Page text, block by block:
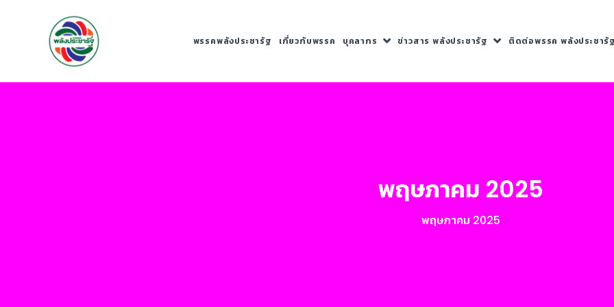
พรรคพลังประชารัฐ เกี่ยวกับพรรค บุคลากร ข่าวสาร พลังประชารัฐ ติดต่อพรรค พลังประชารัฐ
พฤษภาคม 2025
พฤษภาคม 2025